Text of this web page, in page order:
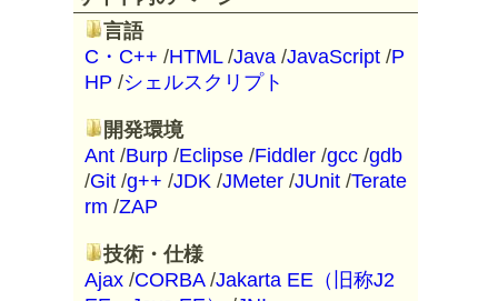
言語
C・C++ /HTML/Java /JavaScript /P
HP /シェルスクリプト
開発環境
Ant /Burp /Eclipse /Fiddler /gcc /gdb
/Git /g++ /JDK /JMeter /JUnit /Terate
rm /ZAP
技術・仕様
Ajax /CORBA/Jakarta EE（旧称J2